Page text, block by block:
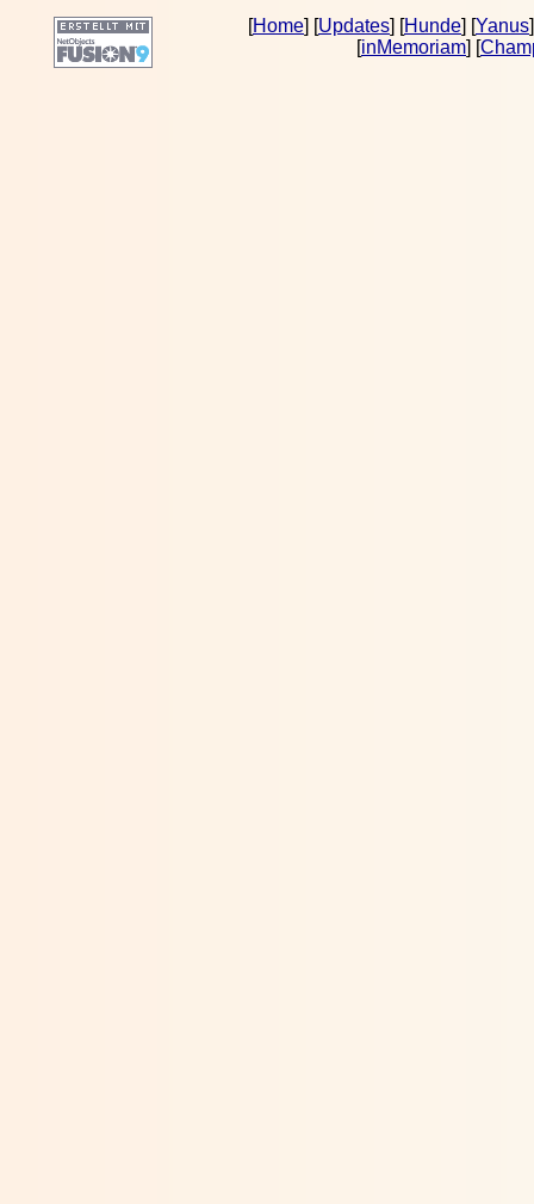
[Home] [Updates] [Hunde] [Yanus
[inMemoriam] [